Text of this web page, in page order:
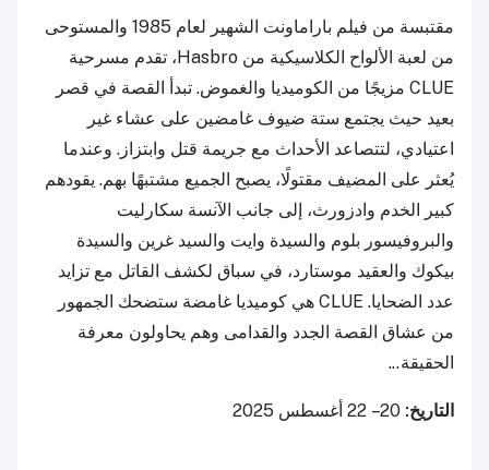
مقتبسة من فيلم باراماونت الشهير لعام 1985 والمستوحى
من لعبة الألواح الكلاسيكية من Hasbro، تقدم مسرحية
CLUE مزيجًا من الكوميديا والغموض. تبدأ القصة في قصر
بعيد حيث يجتمع ستة ضيوف غامضين على عشاء غير
اعتيادي، لتتصاعد الأحداث مع جريمة قتل وابتزاز. وعندما
يُعثر على المضيف مقتولًا، يصبح الجميع مشتبهًا بهم. يقودهم
كبير الخدم وادزورث، إلى جانب الآنسة سكارليت
والبروفيسور بلوم والسيدة وايت والسيد غرين والسيدة
بيكوك والعقيد موستارد، في سباق لكشف القاتل مع تزايد
عدد الضحايا. CLUE هي كوميديا غامضة ستضحك الجمهور
من عشاق القصة الجدد والقدامى وهم يحاولون معرفة
الحقيقة...
التاريخ: 20 – 22 أغسطس 2025